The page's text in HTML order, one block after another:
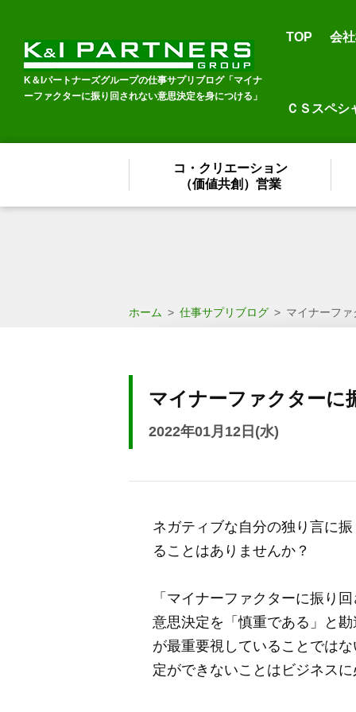
K＆Iパートナーズグループの仕事サプリブログ「マイナ
ーファクターに振り回されない意思決定を身につける」
TOP 会
ＣＳスペシ
コ・クリエーション
（価値共創）営業
ホーム > 仕事サプリブログ > マイナーフ
マイナーファクターに
2022年01月12日(水)
ネガティブな自分の独り言に
ることはありませんか？
「マイナーファクターに振り
意思決定を「慎重である」と
が最重要視していることでは
定ができないことはビジネス